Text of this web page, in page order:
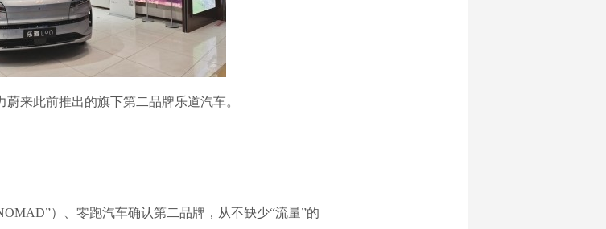
来此前推出的旗下第二品牌乐道汽车。
）、零跑汽车确认第二品牌，从不缺少“流量”的